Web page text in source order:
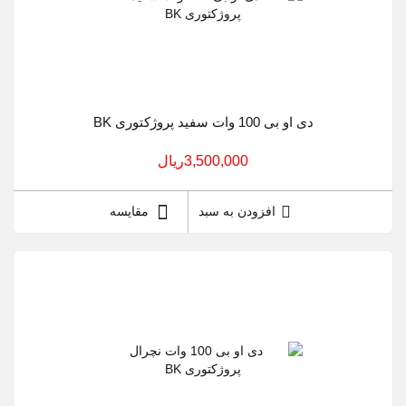
دی او بی 100 وات سفید پروژکتوری BK
3,500,000ريال
افزودن به سبد مقایسه